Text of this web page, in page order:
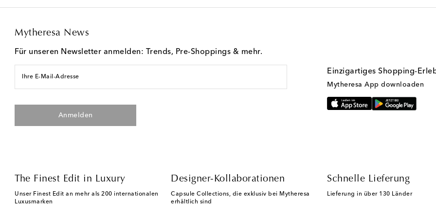
Mytheresa News
Für unseren Newsletter anmelden: Trends, Pre-Shoppings & mehr.
Ihre E-Mail-Adresse
Anmelden
Einzigartiges Shopping-
Mytheresa App downloaden
The Finest Edit in Luxury
Unser Finest Edit an mehr als 200 internationalen
Luxusmarken
Designer-Kollaborationen
Capsule Collections, die exklusiv bei Mytheresa
erhältlich sind
Schnelle Lieferung
Lieferung in über 130 Länder